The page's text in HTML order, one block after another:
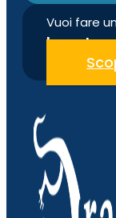
Vuoi fare
la nostra